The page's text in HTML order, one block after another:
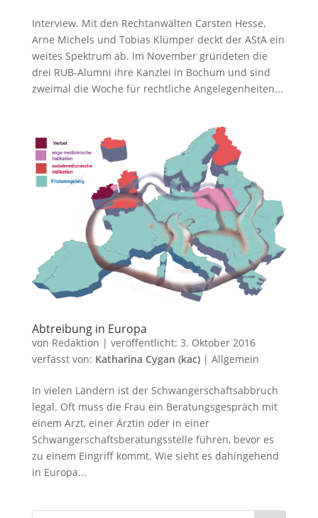
Interview. Mit den Rechtanwälten Carsten Hesse,
Arne Michels und Tobias Klümper deckt der AStA ein
weites Spektrum ab. Im November gründeten die
drei RUB-Alumni ihre Kanzlei in Bochum und sind
zweimal die Woche für rechtliche Angelegenheiten...
Abtreibung in Europa
von Redaktion | veröffentlicht: 3. Oktober 2016
verfasst von: Katharina Cygan (kac)| Allgemein
In vielen Ländern ist der Schwangerschaftsabbruch
legal. Oft muss die Frau ein Beratungsgespräch mit
einem Arzt, einer Ärztin oder in einer
Schwangerschaftsberatungsstelle führen, bevor es
zu einem Eingriff kommt. Wie sieht es dahingehend
in Europa...